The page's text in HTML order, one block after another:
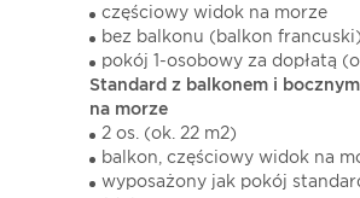
częściowy widok na morze
bez balkonu (balkon francuski)
pokój 1-osobowy za dopłatą
Standard z balkonem i
na morze
2 os. (ok. 22 m2)
balkon, częściowy widok na
wyposażony jak pokój